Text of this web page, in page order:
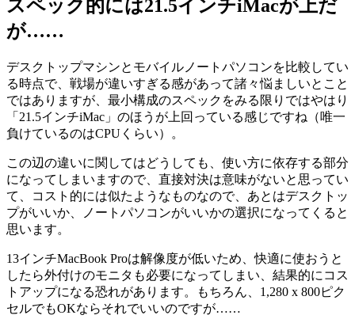
スペック的には21.5インチiMacが上だ
が……
デスクトップマシンとモバイルノートパソコンを比較してい
る時点で、戦場が違いすぎる感があって諸々悩ましいとこと
ではありますが、最小構成のスペックをみる限りではやはり
「21.5インチiMac」のほうが上回っている感じですね（唯一
負けているのはCPUくらい）。
この辺の違いに関してはどうしても、使い方に依存する部分
になってしまいますので、直接対決は意味がないと思ってい
て、コスト的には似たようなものなので、あとはデスクトッ
プがいいか、ノートパソコンがいいかの選択になってくると
思います。
13インチMacBook Proは解像度が低いため、快適に使おうと
したら外付けのモニタも必要になってしまい、結果的にコス
トアップになる恐れがあります。もちろん、1,280 x 800ピク
セルでもOKならそれでいいのですが……